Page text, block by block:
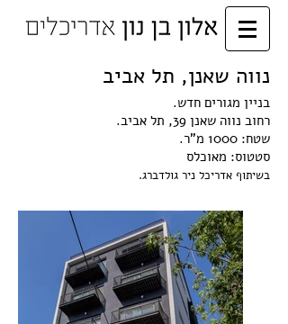
נווה שאנן, תל אביב
בניין מגורים חדש.
רחוב נווה שאנן 39, תל אביב.
שטח: 1000 מ"ר.
סטטוס: מאוכלס
בשיתוף אדריכל ניר גולדברג.